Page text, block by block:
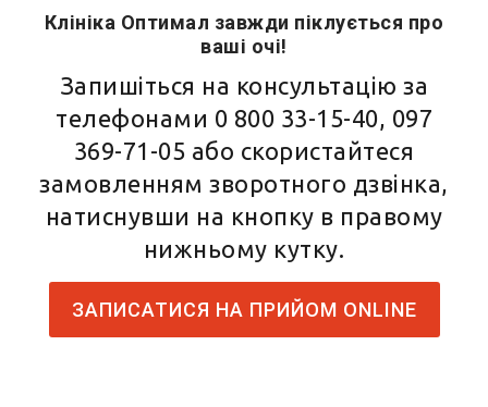
Клініка Оптимал завжди піклується про
ваші очі!
Запишіться на консультацію за
телефонами 0 800 33-15-40, 097
369-71-05 або скористайтеся
замовленням зворотного дзвінка,
натиснувши на кнопку в правому
нижньому кутку.
ЗАПИСАТИСЯ НА ПРИЙОМ ONLINE